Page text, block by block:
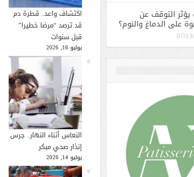
اكتشاف واعد.. قطرة دم
قد ترصد “مرضا خطيرا”
قبل سنوات
يوليو 16, 2026
النعاس أثناء النهار.. جرس
إنذار صحي مبكر
يوليو 14, 2026
التوقف عن
على الدماغ والنوم؟
07/